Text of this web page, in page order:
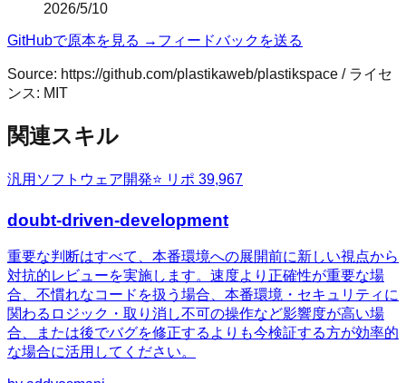
2026/5/10
GitHubで原本を見る → フィードバックを送る
Source: https://github.com/plastikaweb/plastikspace / ライセ
ンス: MIT
関連スキル
汎用 ソフトウェア開発⭐ リポ 39,967
doubt-driven-development
重要な判断はすべて、本番環境への展開前に新しい視点から
対抗的レビューを実施します。速度より正確性が重要な場
合、不慣れなコードを扱う場合、本番環境・セキュリティに
関わるロジック・取り消し不可の操作など影響度が高い場
合、または後でバグを修正するよりも今検証する方が効率的
な場合に活用してください。